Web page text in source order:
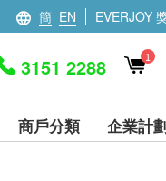
簡 EN EVERJOY
3151 2288 1
商戶分類 企業計